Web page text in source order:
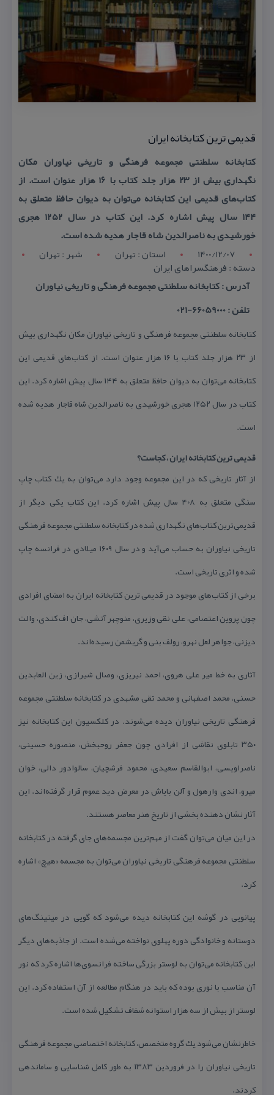
قدیمی ترین كتابخانه ایران
كتابخانه سلطنتی مجموعه فرهنگی و تاریخی نیاوران مكان
نگهداری بیش از ۲۳ هزار جلد كتاب با ۱۶ هزار عنوان است. از
كتاب‌های قدیمی این كتابخانه می‌توان به دیوان حافظ متعلق به
۱۴۴ سال پیش اشاره كرد. این كتاب در سال ۱۲۵۲ هجری
خورشیدی به ناصرالدین شاه قاجار هدیه شده است.
1400/12/07
استان : تهران شهر : تهران
دسته : فرهنگسراهای ایران
آدرس : كتابخانه سلطنتی مجموعه فرهنگی و تاریخی نیاوران
تلفن : 66059000-021
كتابخانه سلطنتی مجموعه فرهنگی و تاریخی نیاوران مكان نگهداری بیش
از ۲۳ هزار جلد كتاب با ۱۶ هزار عنوان است. از كتاب‌های قدیمی این
كتابخانه می‌توان به دیوان حافظ متعلق به ۱۴۴ سال پیش اشاره كرد. این
كتاب در سال ۱۲۵۲ هجری خورشیدی به ناصرالدین شاه قاجار هدیه شده
است.
قدیمی ترین كتابخانه ایران ، كجاست؟
از آثار تاریخی كه در این مجموعه وجود دارد می‌توان به یك كتاب چاپ
سنگی متعلق به ۴۰۸ سال پیش اشاره كرد. این كتاب یكی دیگر از
قدیمی‌ترین كتاب‌های نگهداری شده در كتابخانه سلطنتی مجموعه فرهنگی
تاریخی نیاوران به حساب می‌آید و در سال ۱۶۰۹ میلادی در فرانسه چاپ
شده و اثری تاریخی است.
برخی از كتاب‌های موجود در قدیمی ترین كتابخانه ایران به امضای افرادی
چون پروین اعتصامی، علی نقی وزیری، منوچهر آتشی، جان اف كندی، والت
دیزنی، جواهر لعل نهرو، رولف بنی و گریشمن رسیده‌اند.
آثاری به خط میر علی هروی، احمد نیریزی، وصال شیرازی، زین العابدین
حسنی، محمد اصفهانی و محمد تقی مشهدی در كتابخانه سلطنتی مجموعه
فرهنگی تاریخی نیاوران دیده می‌شوند. در كلكسیون این كتابخانه نیز
۳۵۰ تابلوی نقاشی از افرادی چون جعفر روحبخش، منصوره حسینی،
ناصراویسی، ابوالقاسم سعیدی، محمود فرشچیان، سالوادور دالی، خوان
میرو، اندی وارهول و آلن بایاش در معرض دید عموم قرار گرفته‌اند. این
آثار نشان دهنده بخشی از تاریخ هنر معاصر هستند.
در این میان می‌توان گفت از مهم‌ترین مجسمه‌های جای گرفته در كتابخانه
سلطنتی مجموعه فرهنگی تاریخی نیاوران می‌توان به مجسمه «هیچ» اشاره
كرد.
پیانویی در گوشه این كتابخانه دیده می‌شود كه گویی در میتینگ‌های
دوستانه و خانوادگی دوره پهلوی نواخته می‌شده است. از جاذبه‌های دیگر
این كتابخانه می‌توان به لوستر بزرگی ساخته فرانسوی‌ها اشاره كرد كه نور
آن مناسب با نوری بوده كه باید در هنگام مطالعه از آن استفاده كرد. این
لوستر از بیش از سه‌ هزار استوانه شفاف تشكیل شده است.
خاطرنشان می‌شود یك گروه متخصص، كتابخانه اختصاصی مجموعه فرهنگی
تاریخی نیاوران را در فروردین ۱۳۸۳ به طور كامل شناسایی و ساماندهی
كردند.